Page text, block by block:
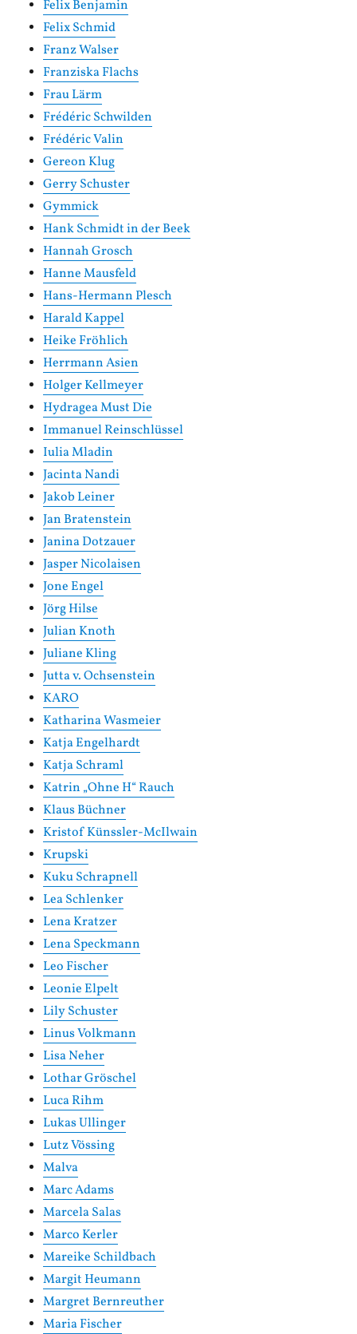
Felix Benjamin
Felix Schmid
Franz Walser
Franziska Flachs
Frau Lärm
Frédéric Schwilden
Frédéric Valin
Gereon Klug
Gerry Schuster
Gymmick
Hank Schmidt in der Beek
Hannah Grosch
Hanne Mausfeld
Hans-Hermann Plesch
Harald Kappel
Heike Fröhlich
Herrmann Asien
Holger Kellmeyer
Hydragea Must Die
Immanuel Reinschlüssel
Iulia Mladin
Jacinta Nandi
Jakob Leiner
Jan Bratenstein
Janina Dotzauer
Jasper Nicolaisen
Jone Engel
Jörg Hilse
Julian Knoth
Juliane Kling
Jutta v. Ochsenstein
KARO
Katharina Wasmeier
Katja Engelhardt
Katja Schraml
Katrin „Ohne H“ Rauch
Klaus Büchner
Kristof Künssler-McIlwain
Krupski
Kuku Schrapnell
Lea Schlenker
Lena Kratzer
Lena Speckmann
Leo Fischer
Leonie Elpelt
Lily Schuster
Linus Volkmann
Lisa Neher
Lothar Gröschel
Luca Rihm
Lukas Ullinger
Lutz Vössing
Malva
Marc Adams
Marcela Salas
Marco Kerler
Mareike Schildbach
Margit Heumann
Margret Bernreuther
Maria Fischer